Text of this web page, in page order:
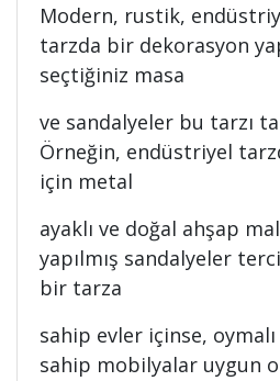
Modern, rustik,
tarzda bir dekorasyon
seçtiğiniz masa
ve sandalyeler bu tarzı
Örneğin, endüstriyel
için metal
ayaklı ve doğal ahşap
yapılmış sandalyeler
bir tarza
sahip evler içinse,
sahip mobilyalar uygun